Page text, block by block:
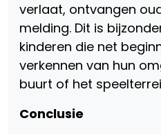
verlaat, ontvangen
melding. Dit is
kinderen die net
verkennen van hun
buurt of het
Conclusie